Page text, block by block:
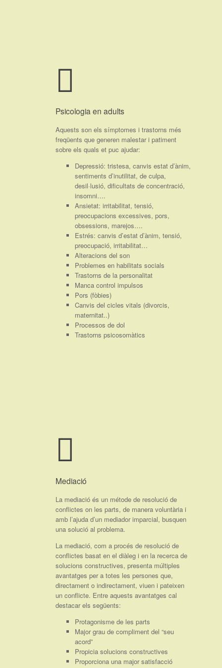
Psicologia en adults
Aquests son els símptomes i trastorns més
freqüents que generen malestar i patiment
sobre els quals et puc ajudar:
Depressió: tristesa, canvis estat d’ànim,
sentiments d’inutilitat, de culpa,
desil·lusió, dificultats de concentració,
insomni….
Ansietat: irritabilitat, tensió,
preocupacions excessives, pors,
obsessions, marejos….
Estrés: canvis d’estat d’ànim, tensió,
preocupació, irritabilitat…
Alteracions del son
Problemes en habilitats socials
Trastorns de la personalitat
Manca control impulsos
Pors (fòbies)
Canvis del cicles vitals (divorcis,
maternitat..)
Processos de dol
Trastorns psicosomàtics
Mediació
La mediació és un métode de resolució de
conflictes on les parts, de manera voluntària i
amb l’ajuda d’un mediador imparcial, busquen
una solució al problema.
La mediació, com a procés de resolució de
conflictes basat en el diàleg i en la recerca de
solucions constructives, presenta múltiples
avantatges per a totes les persones que,
directament o indirectament, viuen i pateixen
un conflicte. Entre aquests avantatges cal
destacar els següents:
Protagonisme de les parts
Major grau de compliment del “seu
acord”
Propicia solucions constructives
Proporciona una major satisfacció